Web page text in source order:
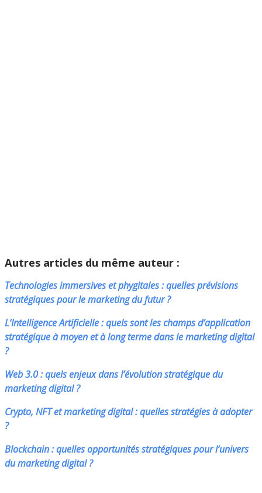
Autres articles du même auteur :
Technologies immersives et phygitales : quelles prévisions
stratégiques pour le marketing du futur ?
L’Intelligence Artificielle : quels sont les champs d’application
stratégique à moyen et à long terme dans le marketing digital
?
Web 3.0 : quels enjeux dans l’évolution stratégique du
marketing digital ?
Crypto, NFT et marketing digital : quelles stratégies à adopter
?
Blockchain : quelles opportunités stratégiques pour l’univers
du marketing digital ?